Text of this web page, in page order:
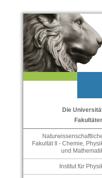
Die
Fakultät II - Chemie,
und
Institut für